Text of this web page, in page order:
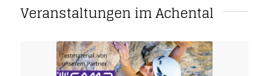
Veranstaltungen im Achental